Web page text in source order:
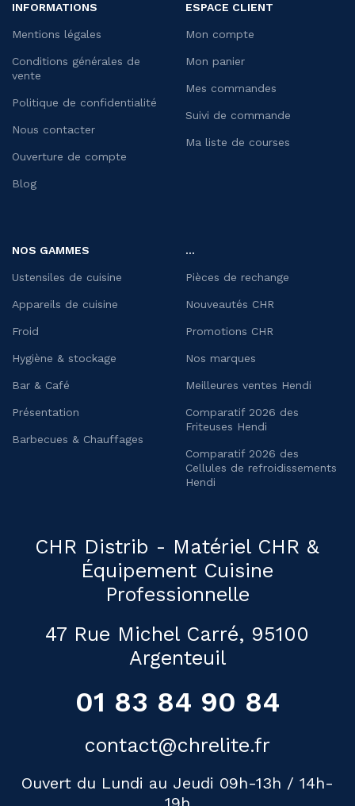
INFORMATIONS
Mentions légales
Conditions générales de
vente
Politique de confidentialité
Nous contacter
Ouverture de compte
Blog
ESPACE CLIENT
Mon compte
Mon panier
Mes commandes
Suivi de commande
Ma liste de courses
NOS GAMMES
Ustensiles de cuisine
Appareils de cuisine
Froid
Hygiène & stockage
Bar & Café
Présentation
Barbecues & Chauffages
...
Pièces de rechange
Nouveautés CHR
Promotions CHR
Nos marques
Meilleures ventes Hendi
Comparatif 2026 des
Friteuses Hendi
Comparatif 2026 des
Cellules de refroidissements
Hendi
CHR Distrib - Matériel CHR &
Équipement Cuisine
Professionnelle
47 Rue Michel Carré, 95100
Argenteuil
01 83 84 90 84
contact@chrelite.fr
Ouvert du Lundi au Jeudi 09h-13h / 14h-